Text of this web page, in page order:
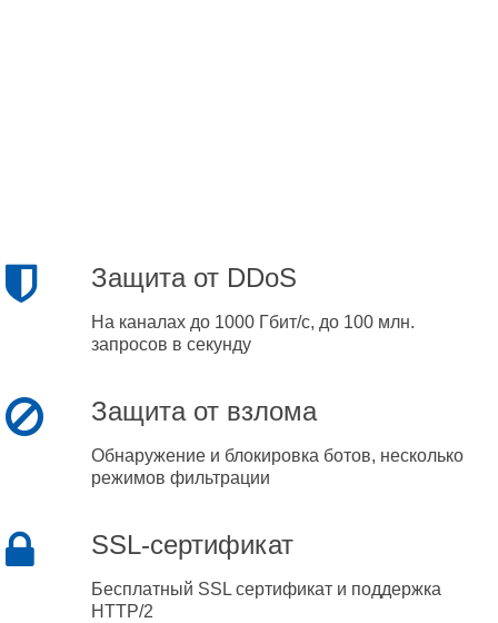
Защита от DDoS
На каналах до 1000 Гбит/с, до 100 млн.
запросов в секунду
Защита от взлома
Обнаружение и блокировка ботов, несколько
режимов фильтрации
SSL-сертификат
Бесплатный SSL сертификат и поддержка
HTTP/2